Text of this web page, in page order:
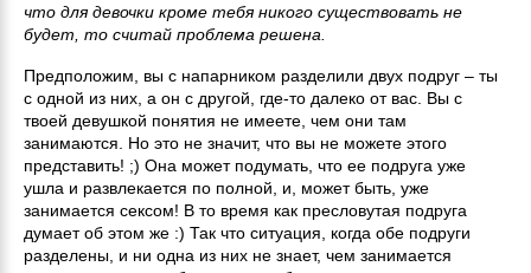
что для девочки кроме тебя никого существовать не
будет, то считай проблема решена.
Предположим, вы с напарником разделили двух подруг – ты
с одной из них, а он с другой, где-то далеко от вас. Вы с
твоей девушкой понятия не имеете, чем они там
занимаются. Но это не значит, что вы не можете этого
представить! ;) Она может подумать, что ее подруга уже
ушла и развлекается по полной, и, может быть, уже
занимается сексом! В то время как пресловутая подруга
думает об этом же :) Так что ситуация, когда обе подруги
разделены, и ни одна из них не знает, чем занимается